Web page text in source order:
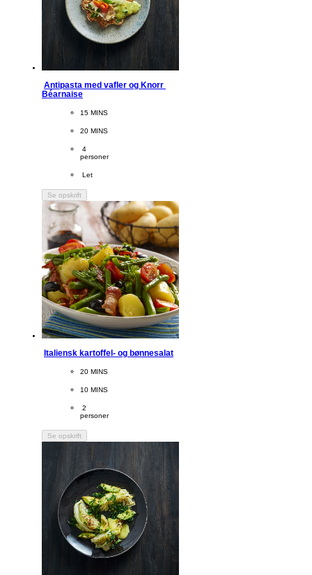
Antipasta med vafler og Knorr
Béarnaise
CookingTime
15 MINS
PreparationTime
20 MINS
Servings
4
personer
Difficulty
Let
Se opskrift
Italiensk kartoffel- og bønnesalat
CookingTime
20 MINS
PreparationTime
10 MINS
Servings
2
personer
Se opskrift